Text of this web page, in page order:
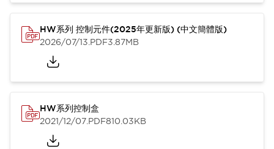
HW系列 控制元件(2025年更新版) (中文簡體版)
2026/07/13.PDF3.87MB
HW系列控制盒
2021/12/07.PDF810.03KB